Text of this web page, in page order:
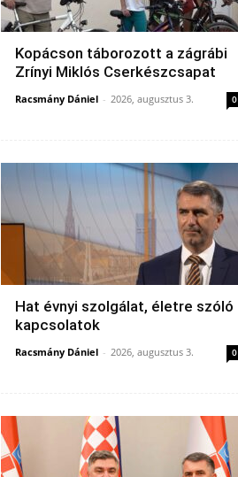
Kopácson táborozott a zágrábi
Zrínyi Miklós Cserkészcsapat
Racsmány Dániel - 2026, augusztus 3. 0
Hat évnyi szolgálat, életre szóló
kapcsolatok
Racsmány Dániel - 2026, augusztus 3. 0